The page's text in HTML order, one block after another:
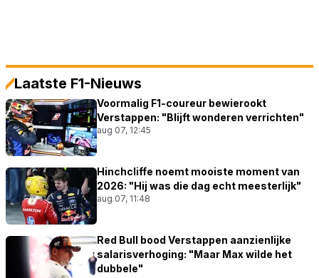
Laatste F1-Nieuws
Voormalig F1-coureur bewierookt
Verstappen: "Blijft wonderen verrichten"
aug 07, 12:45
Hinchcliffe noemt mooiste moment van
2026: "Hij was die dag echt meesterlijk"
aug 07, 11:48
Red Bull bood Verstappen aanzienlijke
salarisverhoging: "Maar Max wilde het
dubbele"